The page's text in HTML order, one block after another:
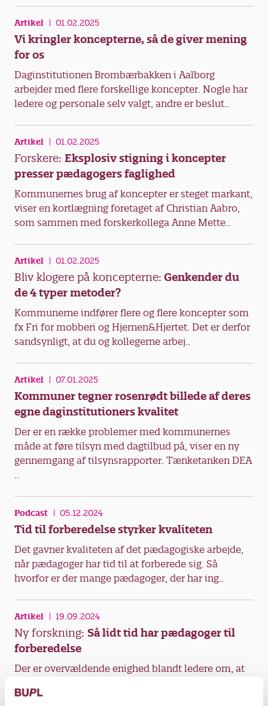
Artikel 01.02.2025
Vi kringler koncepterne, så de giver mening
for os
Daginstitutionen Brombærbakken i Aalborg
arbejder med flere forskellige koncepter. Nogle har
ledere og personale selv valgt, andre er beslut..
Artikel 01.02.2025
Forskere: Eksplosiv stigning i koncepter
presser pædagogers faglighed
Kommunernes brug af koncepter er steget markant,
viser en kortlægning foretaget af Christian Aabro,
som sammen med forskerkollega Anne Mette..
Artikel 01.02.2025
Bliv klogere på koncepterne: Genkender du
de 4 typer metoder?
Kommunerne indfører flere og flere koncepter som
fx Fri for mobberi og Hjernen&Hjertet. Det er derfor
sandsynligt, at du og kollegerne arbej..
Artikel 07.01.2025
Kommuner tegner rosenrødt billede af deres
egne daginstitutioners kvalitet
Der er en række problemer med kommunernes
måde at føre tilsyn med dagtilbud på, viser en ny
gennemgang af tilsynsrapporter. Tænketanken DEA
..
Podcast 05.12.2024
Tid til forberedelse styrker kvaliteten
Det gavner kvaliteten af det pædagogiske arbejde,
når pædagoger har tid til at forberede sig. Så
hvorfor er der mange pædagoger, der har ing..
Artikel 19.09.2024
Ny forskning: Så lidt tid har pædagoger til
forberedelse
Der er overvældende enighed blandt ledere om, at
Men foruroligende mange pædagoger har næ..